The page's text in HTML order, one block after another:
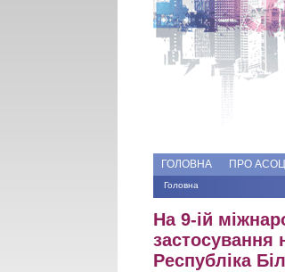
ГОЛОВНА ПРО
Ви є тут
Головна
На 9-ій
застосування
Республіка